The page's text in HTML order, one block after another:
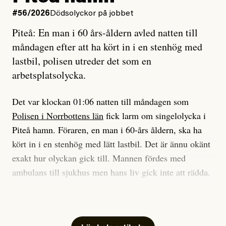
på att laga en gammal bod.
Jag sökte ljuset och meningen,
efter det som var rent, rätt och sant,
och aldrig såg jag det klarare än
när jag ombord på bussen hjälpte en tant.
#23/2026Intervjun
Jesper Lundby: ”Livet i sig
är ganska politiskt”
#56/2026Dödsolyckor på jobbet
Piteå: En man i 60 års-åldern avled natten till
måndagen efter att ha kört in i en stenhög med
lastbil, polisen utreder det som en
arbetsplatsolycka.
Det var klockan 01:06 natten till måndagen som
Polisen i Norrbottens län fick larm om singelolycka i
Piteå hamn. Föraren, en man i 60-års åldern, ska ha
kört in i en stenhög med lätt lastbil. Det är ännu okänt
exakt hur olyckan gick till. Mannen fördes med
ambulans till sjukhus men hans liv gick inte att rädda.